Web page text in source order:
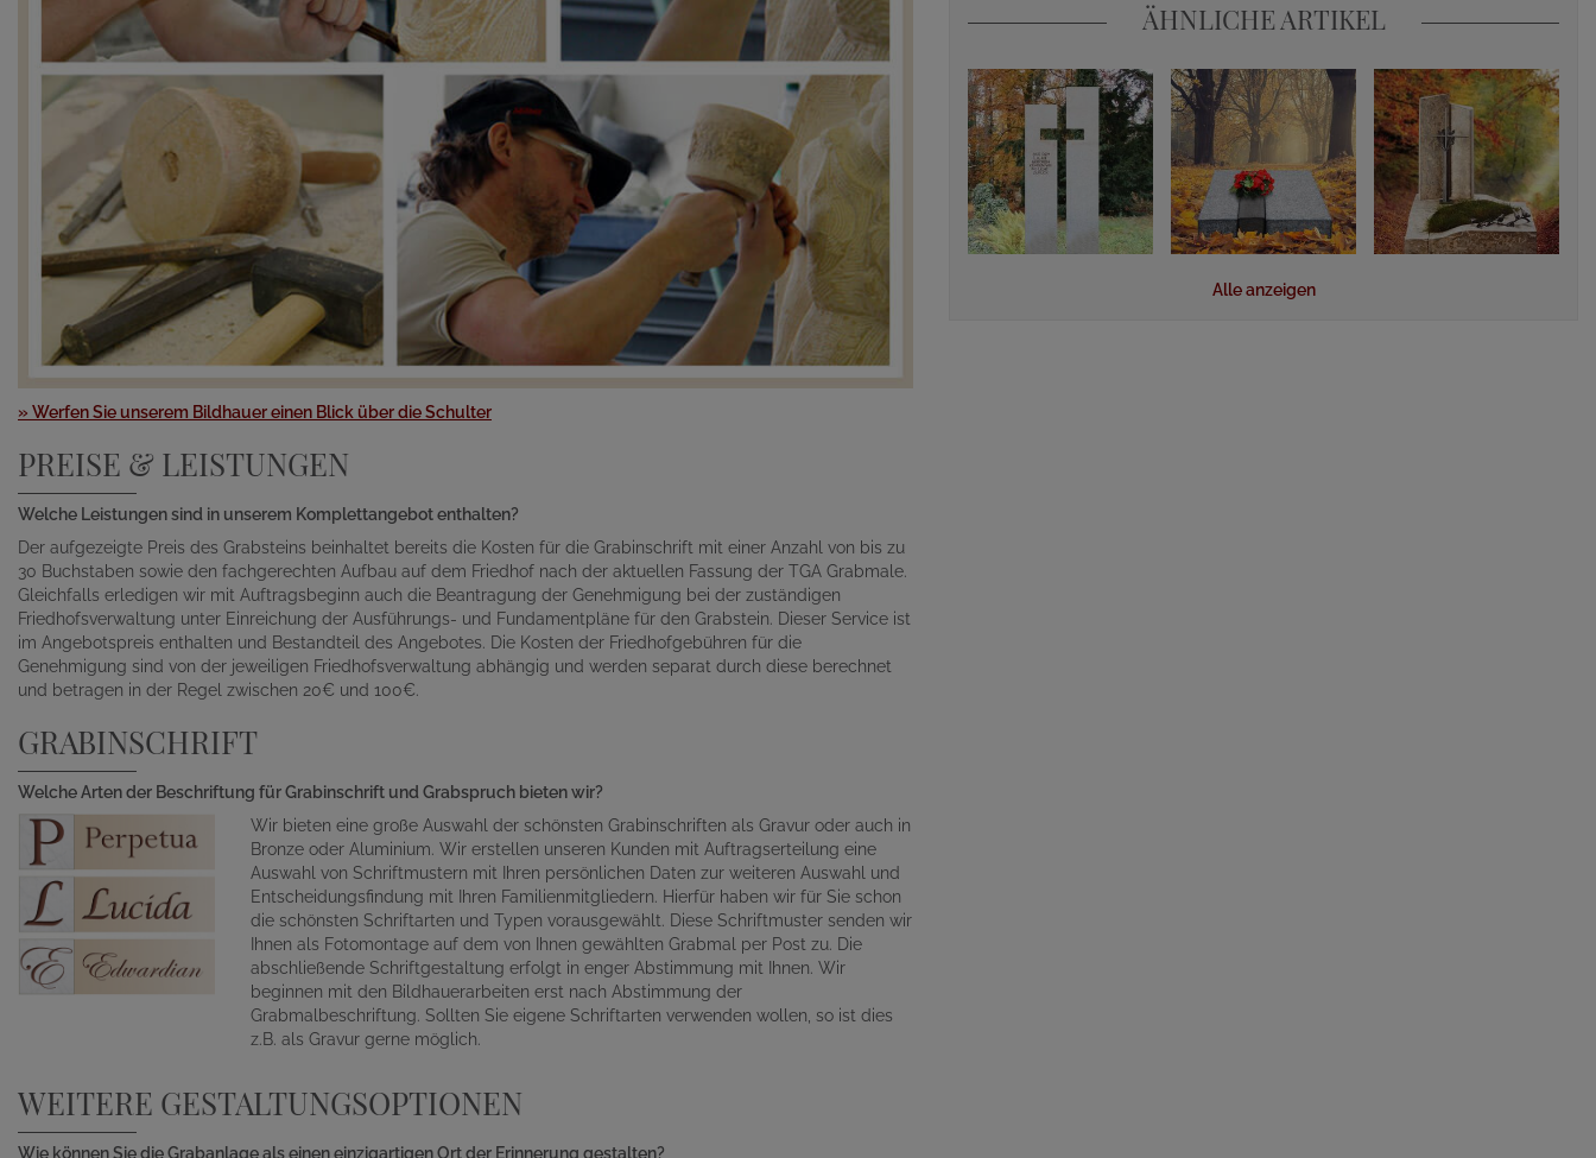
» Werfen Sie unserem Bildhauer einen Blick über die Schulter
PREISE & LEISTUNGEN
Welche Leistungen sind in unserem Komplettangebot enthalten?
Der aufgezeigte Preis des Grabsteins beinhaltet bereits die Kosten für die Grabinschrift mit einer Anzahl von bis zu
30 Buchstaben sowie den fachgerechten Aufbau auf dem Friedhof nach der aktuellen Fassung der TGA Grabmale.
Gleichfalls erledigen wir mit Auftragsbeginn auch die Beantragung der Genehmigung bei der zuständigen
Friedhofsverwaltung unter Einreichung der Ausführungs- und Fundamentpläne für den Grabstein. Dieser Service ist
im Angebotspreis enthalten und Bestandteil des Angebotes. Die Kosten der Friedhofgebühren für die
Genehmigung sind von der jeweiligen Friedhofsverwaltung abhängig und werden separat durch diese berechnet
und betragen in der Regel zwischen 20€ und 100€.
GRABINSCHRIFT
Welche Arten der Beschriftung für Grabinschrift und Grabspruch bieten wir?
Wir bieten eine große Auswahl der schönsten Grabinschriften als Gravur oder auch in
Bronze oder Aluminium. Wir erstellen unseren Kunden mit Auftragserteilung eine
Auswahl von Schriftmustern mit Ihren persönlichen Daten zur weiteren Auswahl und
Entscheidungsfindung mit Ihren Familienmitgliedern. Hierfür haben wir für Sie schon
die schönsten Schriftarten und Typen vorausgewählt. Diese Schriftmuster senden wir
Ihnen als Fotomontage auf dem von Ihnen gewählten Grabmal per Post zu. Die
abschließende Schriftgestaltung erfolgt in enger Abstimmung mit Ihnen. Wir
beginnen mit den Bildhauerarbeiten erst nach Abstimmung der
Grabmalbeschriftung. Sollten Sie eigene Schriftarten verwenden wollen, so ist dies
z.B. als Gravur gerne möglich.
WEITERE GESTALTUNGSOPTIONEN
Wie können Sie die Grabanlage als einen einzigartigen Ort der Erinnerung gestalten?
ÄHNLICHE ARTIKEL
Alle anzeigen